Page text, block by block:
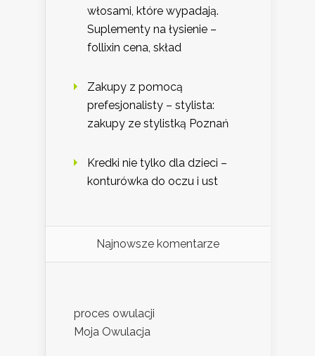
włosami, które wypadają.
Suplementy na łysienie –
follixin cena, skład
Zakupy z pomocą
prefesjonalisty – stylista:
zakupy ze stylistką Poznań
Kredki nie tylko dla dzieci –
konturówka do oczu i ust
Najnowsze komentarze
proces owulacji
Moja Owulacja